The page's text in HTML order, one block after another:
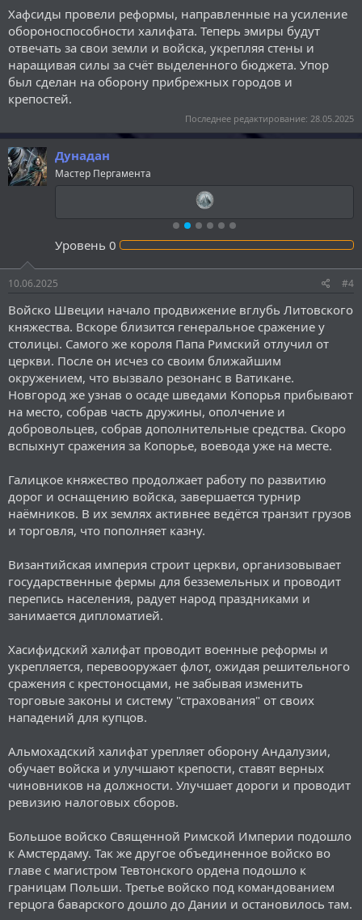
Хафсиды провели реформы, направленные на усиление
обороноспособности халифата. Теперь эмиры будут
отвечать за свои земли и войска, укрепляя стены и
наращивая силы за счёт выделенного бюджета. Упор
был сделан на оборону прибрежных городов и
крепостей.
Последнее редактирование: 28.05.2025
Дунадан
Мастер Пергамента
Уровень 0
10.06.2025 #4
Войско Швеции начало продвижение вглубь Литовского
княжества. Вскоре близится генеральное сражение у
столицы. Самого же короля Папа Римский отлучил от
церкви. После он исчез со своим ближайшим
окружением, что вызвало резонанс в Ватикане.
Новгород же узнав о осаде шведами Копорья прибывают
на место, собрав часть дружины, ополчение и
добровольцев, собрав дополнительные средства. Скоро
вспыхнут сражения за Копорье, воевода уже на месте.
Галицкое княжество продолжает работу по развитию
дорог и оснащению войска, завершается турнир
наёмников. В их землях активнее ведётся транзит грузов
и торговля, что пополняет казну.
Византийская империя строит церкви, организовывает
государственные фермы для безземельных и проводит
перепись населения, радует народ праздниками и
занимается дипломатией.
Хасифидский халифат проводит военные реформы и
укрепляется, перевооружает флот, ожидая решительного
сражения с крестоносцами, не забывая изменить
торговые законы и систему "страхования" от своих
нападений для купцов.
Альмохадский халифат урепляет оборону Андалузии,
обучает войска и улучшают крепости, ставят верных
чиновников на должности. Улучшает дороги и проводит
ревизию налоговых сборов.
Большое войско Священной Римской Империи подошло
к Амстердаму. Так же другое объединенное войско во
главе с магистром Тевтонского ордена подошло к
границам Польши. Третье войско под командованием
герцога баварского дошло до Дании и остановилось там.